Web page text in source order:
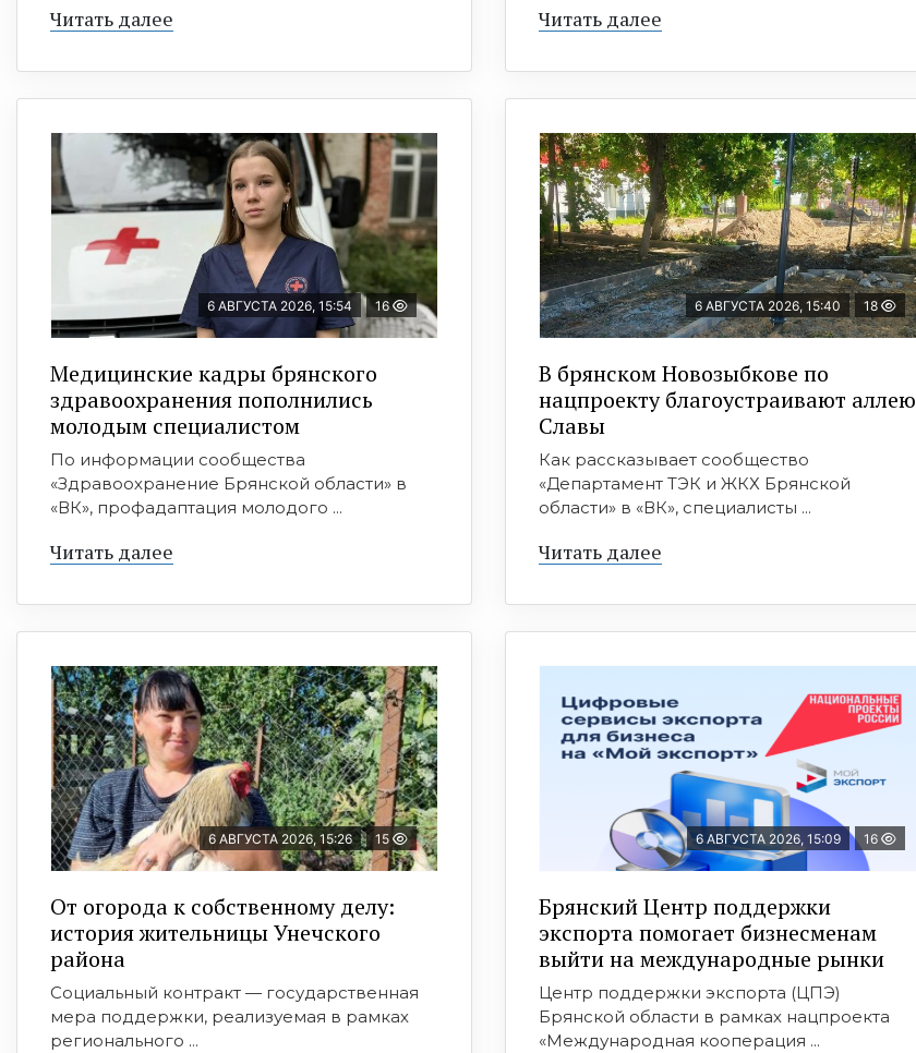
Читать далее Читать далее
6 АВГУСТА 2026, 15:54 16
Медицинские кадры брянского
здравоохранения пополнились
молодым специалистом
По информации сообщества
«Здравоохранение Брянской области» в
«ВК», профадаптация молодого ...
Читать далее
6 АВГУСТА 2026, 15:40 18
В брянском Новозыбкове по
нацпроекту благоустраивают аллею
Славы
Как рассказывает сообщество
«Департамент ТЭК и ЖКХ Брянской
области» в «ВК», специалисты ...
Читать далее
6 АВГУСТА 2026, 15:26 15
От огорода к собственному делу:
история жительницы Унечского
района
Социальный контракт — государственная
мера поддержки, реализуемая в рамках
регионального ...
6 АВГУСТА 2026, 15:09 16
Брянский Центр поддержки
экспорта помогает бизнесменам
выйти на международные рынки
Центр поддержки экспорта (ЦПЭ)
Брянской области в рамках нацпроекта
«Международная кооперация ...